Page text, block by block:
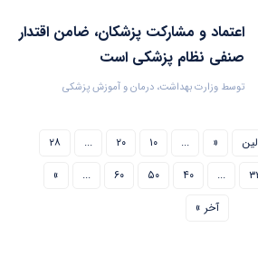
اعتماد و مشارکت پزشکان، ضامن اقتدار
صنفی نظام پزشکی است
توسط وزارت بهداشت، درمان و آموزش پزشکی
«
... ۱۰ ۲۰ ...
۲۸
... ۴۰ ۵۰ ۶۰ ...
»
آخر »